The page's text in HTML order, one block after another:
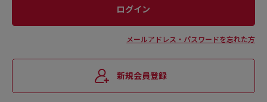
メールアドレス・パスワードを忘れた方
新規会員登録